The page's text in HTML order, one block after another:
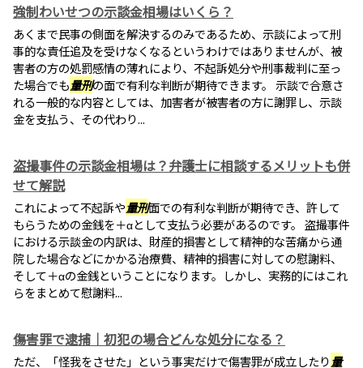
強制わいせつの示談金相場はいくら？
あくまで民事の側面を解決するのみであるため、示談によって刑
事的な責任追及を受けなくなるというわけではありませんが、被
害者の方の処罰感情の薄れにより、不起訴処分や刑事裁判に至っ
た場合でも量刑の面で有利な判断が期待できます。 示談で合意さ
れる一般的な内容としては、加害者が被害者の方に謝罪し、示談
金を支払う、その代わり...
盗撮事件の示談金相場は？弁護士に相談するメリットも併
せて解説
これによって不起訴や量刑面での有利な判断が期待でき、許して
もらうための金銭を＋αとして支払う必要があるのです。 盗撮事件
における示談金の内訳は、財産的損害として精神的な苦痛から通
院した場合などにかかる治療費、精神的損害に対しての慰謝料、
そして＋αの金銭ということになります。しかし、実務的にはこれ
らをまとめて慰謝料...
傷害罪で逮捕｜初犯の場合どんな処分になる？
ただ、「怪我をさせた」という事実だけで傷害罪が成立したり量